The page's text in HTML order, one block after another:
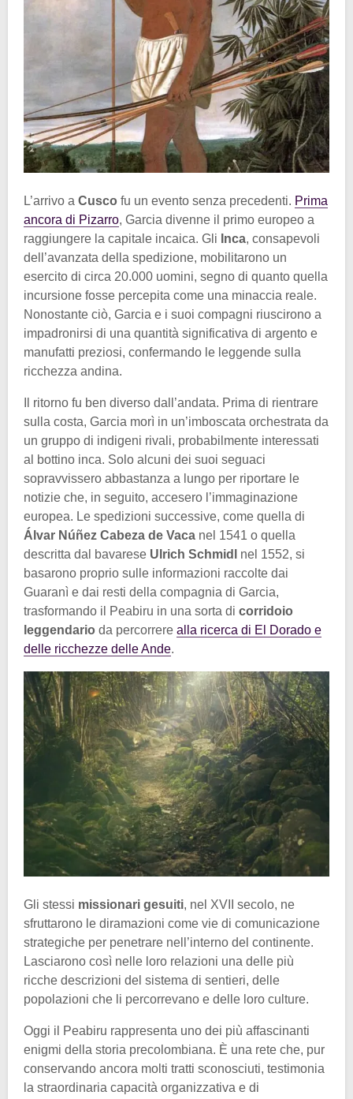
L’arrivo a Cusco fu un evento senza precedenti. Prima
ancora di Pizarro, Garcia divenne il primo europeo a
raggiungere la capitale incaica. Gli Inca, consapevoli
dell’avanzata della spedizione, mobilitarono un
esercito di circa 20.000 uomini, segno di quanto quella
incursione fosse percepita come una minaccia reale.
Nonostante ciò, Garcia e i suoi compagni riuscirono a
impadronirsi di una quantità significativa di argento e
manufatti preziosi, confermando le leggende sulla
ricchezza andina.
Il ritorno fu ben diverso dall’andata. Prima di rientrare
sulla costa, Garcia morì in un’imboscata orchestrata da
un gruppo di indigeni rivali, probabilmente interessati
al bottino inca. Solo alcuni dei suoi seguaci
sopravvissero abbastanza a lungo per riportare le
notizie che, in seguito, accesero l’immaginazione
europea. Le spedizioni successive, come quella di
Álvar Núñez Cabeza de Vaca nel 1541 o quella
descritta dal bavarese Ulrich Schmidl
nel 1552, si
basarono proprio sulle informazioni raccolte dai
Guaranì e dai resti della compagnia di Garcia,
trasformando il Peabiru in una sorta di corridoio
leggendario da percorrere alla ricerca di El Dorado e
delle ricchezze delle Ande.
Gli stessi missionari gesuiti, nel XVII secolo, ne
sfruttarono le diramazioni come vie di comunicazione
strategiche per penetrare nell’interno del continente.
Lasciarono così nelle loro relazioni una delle più
ricche descrizioni del sistema di sentieri, delle
popolazioni che li percorrevano e delle loro culture.
Oggi il Peabiru rappresenta uno dei più affascinanti
enigmi della storia precolombiana. È una rete che, pur
conservando ancora molti tratti sconosciuti, testimonia
la straordinaria capacità organizzativa e di